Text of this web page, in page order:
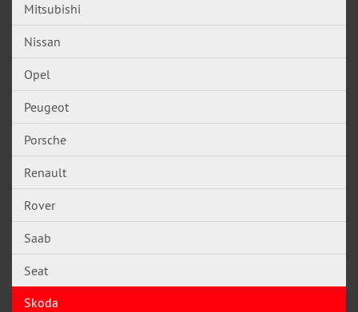
Mitsubishi
Nissan
Opel
Peugeot
Porsche
Renault
Rover
Saab
Seat
Skoda